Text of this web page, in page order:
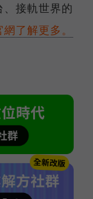
接軌世界的
了解更多。